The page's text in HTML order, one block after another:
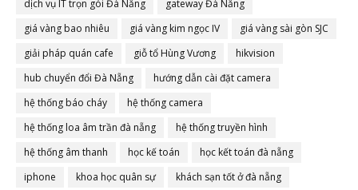
dịch vụ IT trọn gói Đà Nẵng
gateway Đà Nẵng
giá vàng bao nhiêu
giá vàng kim ngọc IV
giá vàng sài gòn SJC
giải pháp quán cafe
giỗ tổ Hùng Vương
hikvision
hub chuyển đổi Đà Nẵng
hướng dẫn cài đặt camera
hệ thống báo cháy
hệ thống camera
hệ thống loa âm trần đà nẵng
hệ thống truyền hình
hệ thống âm thanh
học kế toán
học kết toán đà nẵng
iphone
khoa học quân sự
khách sạn tốt ở đà nẵng